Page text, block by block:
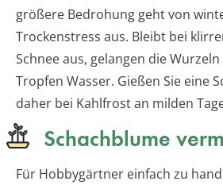
größere Bedrohung geht von
Trockenstress aus. Bleibt bei
Schnee aus, gelangen die
Tropfen Wasser. Gießen Sie eine
daher bei Kahlfrost an milden
Schachblume
Für Hobbygärtner einfach zu